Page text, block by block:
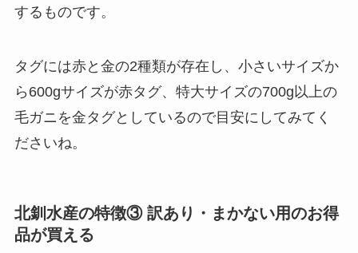
するものです。
タグには赤と金の2種類が存在し、小さいサイズか
ら600gサイズが赤タグ、特大サイズの700g以上の
毛ガニを金タグとしているので目安にしてみてく
ださいね。
北釧水産の特徴③ 訳あり・まかない用のお得
品が買える